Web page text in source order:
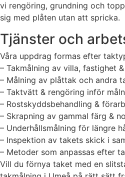
vi rengöring, grundning och
sig med plåten utan att spricka.
Tjänster och
Våra uppdrag formas efter
– Takmålning av villa, fastighet
– Målning av plåttak och andra
– Taktvätt & rengöring inför
– Rostskyddsbehandling &
– Skrapning av gammal färg &
– Underhållsmålning för längre
– Inspektion av takets skick i
– Metoder som anpassas efter
Vill du förnya taket med en